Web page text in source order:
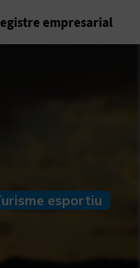
Youtube
empresarial
esportiu